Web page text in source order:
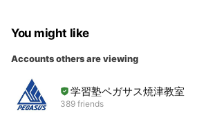
You might like
Accounts others are viewing
学習塾ペガサス焼津教室
389 friends